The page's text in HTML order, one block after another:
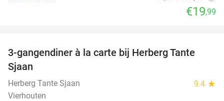
€19,99
52%
3-gangendiner à la carte bij Herberg Tante
Sjaan
Herberg Tante Sjaan 9.4 star
Vierhouten